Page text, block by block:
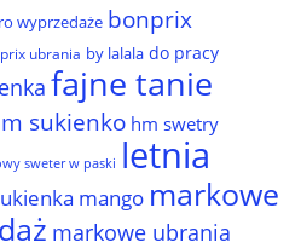
wyprzedaże bonprix
ubrania by lalala do pracy
fajne tanie
sukienko hm swetry
sweter w paski letnia
mango markowe
markowe ubrania